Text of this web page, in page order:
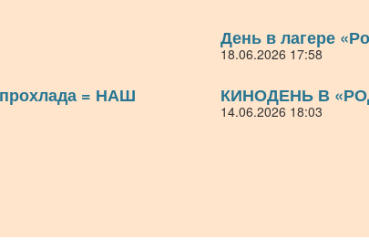
День в лагере
18.06.2026 17:58
= НАШ
КИНОДЕНЬ В
14.06.2026 18:03